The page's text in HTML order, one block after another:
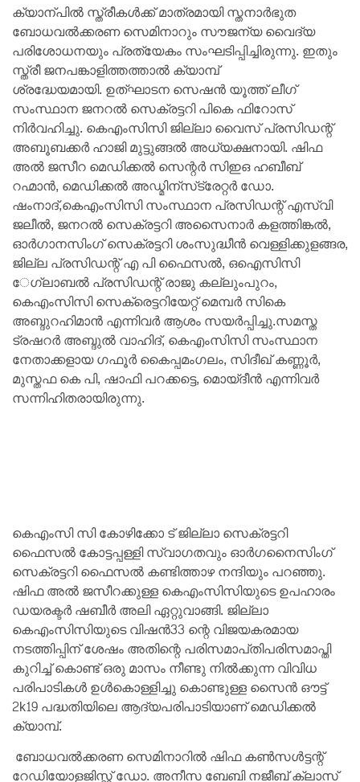
ക്യാന്പില്‍ സ്ത്രീകള്‍ക്ക് മാത്രമായി സ്തനാര്‍ഭുത
ബോധവല്‍ക്കരണ സെമിനാറും സൗജന്യ വൈദ്യ
പരിശോധനയും പ്രത്യേകം സംഘടിപ്പിച്ചിരുന്നു. ഇതും
സ്ത്രീ ജനപങ്കാളിത്തത്താല്‍ ക്യാമ്പ്
ശ്രദ്ധേയമായി. ഉത്ഘാടന സെഷൻ യൂത്ത് ലീഗ്
സംസ്ഥാന ജനറല്‍ സെക്രട്ടറി പികെ ഫിറോസ്
നിർവഹിച്ചു. കെഎംസിസി ജില്ലാ വൈസ് പ്രസിഡന്റ്‌
അബൂബക്കർ ഹാജി മുട്ടുങ്ങൽ അധ്യക്ഷനായി. ഷിഫ
അല്‍ ജസീറ മെഡിക്കല്‍ സെന്റര്‍ സിഇഒ ഹബീബ്
റഹ്മാന്‍, മെഡിക്കല്‍ അഡ്മിന്‌സ്‌ട്രേറ്റര്‍ ഡോ.
ഷംനാദ്,കെഎംസിസി സംസ്ഥാന പ്രസിഡന്റ് എസ്‌വി
ജലീല്‍, ജനറല്‍ സെക്രട്ടറി അസൈനാര്‍ കളത്തിങ്കല്‍,
ഓർഗാനസിംഗ് സെക്രട്ടറി ശംസുദ്ധീൻ വെള്ളിക്കുളങ്ങര,
ജില്ല പ്രസിഡന്റ്‌ എ പി ഫൈസൽ, ഒഐസിസി
േഗ്ലാബല്‍ പ്രസിഡന്റ് രാജു കല്ലുംപുറം,
കെഎംസിസി സെക്രെട്ടറിയേറ്റ് മെമ്പർ സികെ
അബ്ദുറഹിമാന്‍ എന്നിവര്‍ ആശം സയര്‍പ്പിച്ചു.സമസ്ത
ട്രഷറർ അബ്ദുൽ വാഹിദ്, കെഎംസിസി സംസ്ഥാന
നേതാക്കളായ ഗഫൂർ കൈപ്പമംഗലം, സിദീഖ് കണ്ണൂർ,
മുസ്തഫ കെ പി, ഷാഫി പറക്കട്ടെ, മൊയ്‌ദീൻ എന്നിവർ
സന്നിഹിതരായിരുന്നു.
കെഎംസി സി കോഴിക്കോ ട് ജില്ലാ സെക്രട്ടറി
ഫൈസല്‍ കോട്ടപ്പള്ളി സ്വാഗതവും ഓര്‍ഗനൈസിംഗ്
സെക്രട്ടറി ഫൈസല്‍ കണ്ടിത്താഴ നന്ദിയും പറഞ്ഞു.
ഷിഫ അല്‍ ജസീറക്കുള്ള കെഎംസിസിയുടെ ഉപഹാരം
ഡയരക്ടര്‍ ഷബീര്‍ അലി ഏറ്റുവാങ്ങി. ജില്ലാ
കെഎംസിസിയുടെ വിഷൻ33 ന്റെ വിജയകരമായ
നടത്തിപ്പിന് ശേഷം അതിന്റെ പരിസമാപ്‌തിപരിസമാപ്തി
കുറിച്ച് കൊണ്ട് ഒരു മാസം നീണ്ടു നിൽക്കുന്ന വിവിധ
പരിപാടികൾ ഉൾകൊള്ളിച്ചു കൊണ്ടുള്ള സൈൻ ഔട്ട്
2k19 പദ്ധതിയിലെ ആദ്യപരിപാടിയാണ് മെഡിക്കൽ
ക്യാമ്പ്.
ബോധവല്‍ക്കരണ സെമിനാറില്‍ ഷിഫ കണ്‍സള്‍ട്ടന്റ്
റേഡിയോളജിസ്റ്റ് ഡോ. അനീസ ബേബി നജീബ് ക്ലാസ്